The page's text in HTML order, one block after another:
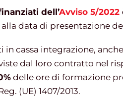
dell’Avviso 5/2022
data di presentazione
in cassa integrazione,
dal loro contratto nel
delle ore di formazione
(UE) 1407/2013.